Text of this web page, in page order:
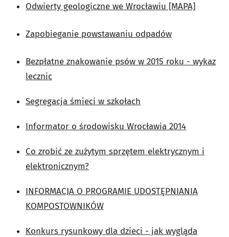
Odwierty geologiczne we Wrocławiu [MAPA]
Zapobieganie powstawaniu odpadów
Bezpłatne znakowanie psów w 2015 roku - wykaz
lecznic
Segregacja śmieci w szkołach
Informator o środowisku Wrocławia 2014
Co zrobić ze zużytym sprzętem elektrycznym i
elektronicznym?
INFORMACJA O PROGRAMIE UDOSTĘPNIANIA
KOMPOSTOWNIKÓW
Konkurs rysunkowy dla dzieci - jak wygląda